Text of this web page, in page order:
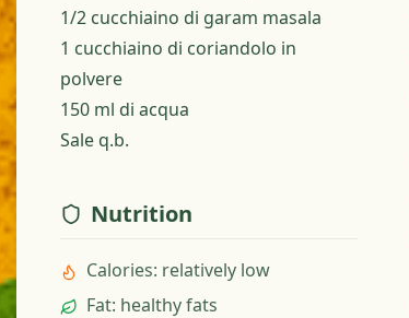
1/2 cucchiaino di garam masala
1 cucchiaino di coriandolo in
polvere
150 ml di acqua
Sale q.b.
Nutrition
Calories: relatively low
Fat: healthy fats